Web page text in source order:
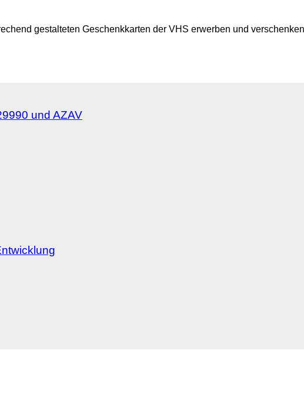
gestalteten Geschenkkarten der VHS erwerben und